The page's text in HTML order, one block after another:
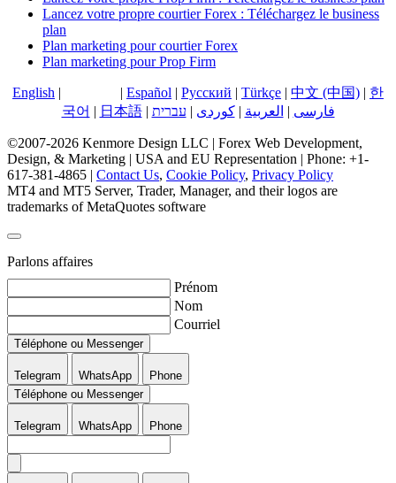
Lancez votre propre courtier Forex : Téléchargez le business
plan
Plan marketing pour courtier Forex
Plan marketing pour Prop Firm
English | | Español | Русский | Türkçe | 中文 (中国) | 한
국어 | 日本語| עברית | کوردی| العربية | فارسی
©2007-2026 Kenmore Design LLC | Forex Web Development,
Design, & Marketing | USA and EU Representation | Phone: +1-
617-381-4865 | Contact Us, Cookie Policy, Privacy Policy
MT4 and MT5 Server, Trader, Manager, and their logos are
trademarks of MetaQuotes software
Parlons affaires
Prénom
Nom
Courriel
Téléphone ou Messenger
Telegram WhatsApp
Phone
Téléphone ou Messenger
Telegram WhatsApp Phone